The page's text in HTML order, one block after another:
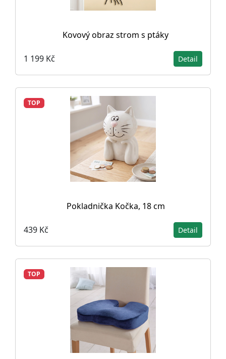
Kovový obraz strom s ptáky
1 199 Kč Detail
TOP
Pokladnička Kočka, 18 cm
439 Kč Detail
TOP